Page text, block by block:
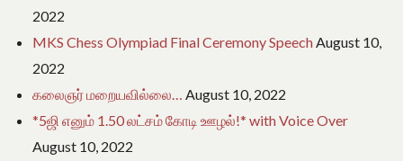
2022
MKS Chess Olympiad Final Ceremony SpeechAugust 10,
2022
கலைஞர் மறையவில்லை… August 10, 2022
*5ஜி எனும் 1.50 லட்சம் கோடி ஊழல்!* with Voice Over
August 10, 2022